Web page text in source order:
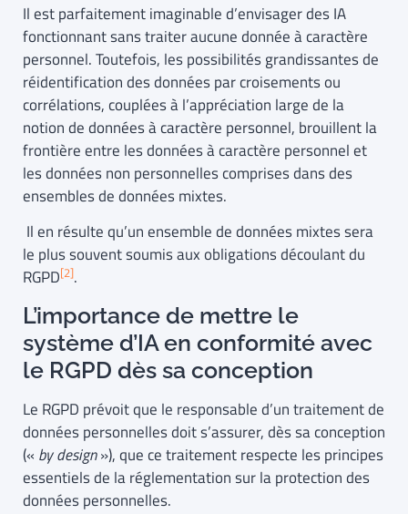
Il est parfaitement imaginable d’envisager des IA
fonctionnant sans traiter aucune donnée à caractère
personnel. Toutefois, les possibilités grandissantes de
réidentification des données par croisements ou
corrélations, couplées à l’appréciation large de la
notion de données à caractère personnel, brouillent la
frontière entre les données à caractère personnel et
les données non personnelles comprises dans des
ensembles de données mixtes.
Il en résulte qu’un ensemble de données mixtes sera
le plus souvent soumis aux obligations découlant du
RGPD[2].
L’importance de mettre le
système d’IA en conformité avec
le RGPD dès sa conception
Le RGPD prévoit que le responsable d’un traitement de
données personnelles doit s’assurer, dès sa conception
(« by design»), que ce traitement respecte les principes
essentiels de la réglementation sur la protection des
données personnelles.